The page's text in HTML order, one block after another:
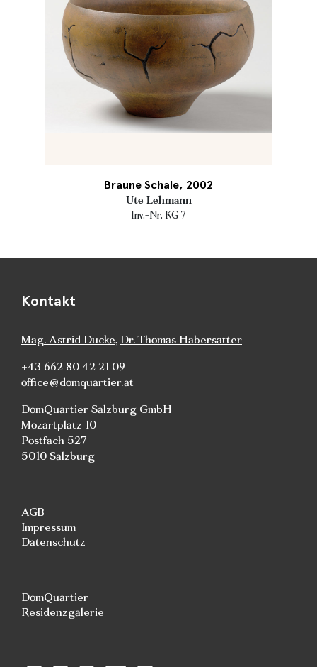
Braune Schale, 2002
Ute Lehmann
Inv.-Nr. KG 7
Kontakt
Mag. Astrid Ducke, Dr. Thomas Habersatter
+43 662 80 42 21 09
office@domquartier.at
DomQuartier Salzburg GmbH
Mozartplatz 10
Postfach 527
5010 Salzburg
AGB
Impressum
Datenschutz
DomQuartier
Residenzgalerie